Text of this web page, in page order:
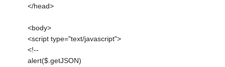
</head>
<body>
<script type="text/javascript">
<!--
alert($.getJSON)